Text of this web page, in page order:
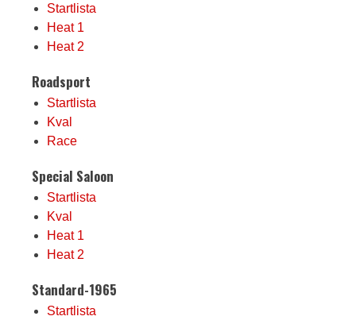
Startlista
Heat 1
Heat 2
Roadsport
Startlista
Kval
Race
Special Saloon
Startlista
Kval
Heat 1
Heat 2
Standard-1965
Startlista